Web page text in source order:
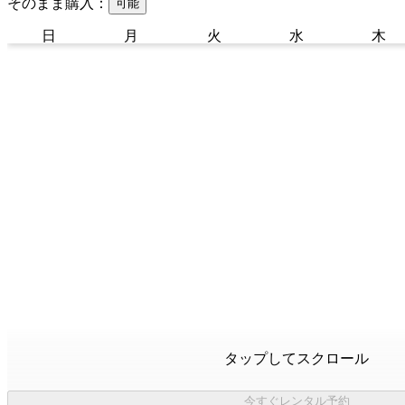
可能
日 月 火 水 木
タップしてスクロール
今すぐレンタル予約